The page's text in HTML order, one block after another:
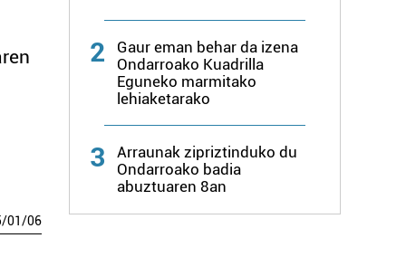
/01/06
2
Gaur eman behar da izena
Ondarroako Kuadrilla
Eguneko marmitako
lehiaketarako
3
Arraunak zipriztinduko du
Ondarroako badia
abuztuaren 8an